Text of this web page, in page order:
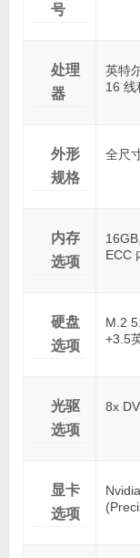
号
处理
器
英特
16 线
外形
规格
全尺
内存
选项
ECC
硬盘
选项
M.2
+3.5
光驱
选项
8x
显卡
选项